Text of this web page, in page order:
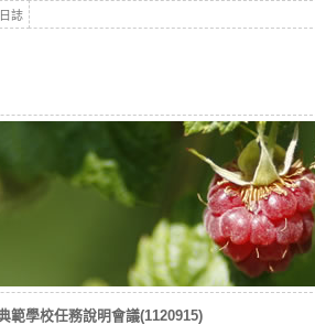
誌
範學校任務說明會議(1120915)